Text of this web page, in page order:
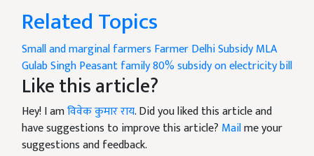
Related Topics
Small and marginal farmers FarmerDelhiSubsidyMLA
Gulab SinghPeasant family80% subsidy on electricity bill
Like this article?
Hey! I amविवेक कुमार राय. Did you liked this article and
have suggestions to improve this article? Mailme your
suggestions and feedback.